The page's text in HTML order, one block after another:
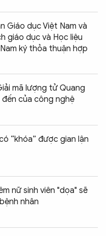
Giáo dục Việt Nam và
giáo dục và Học liệu
ký thỏa thuận hợp
mã lượng tử Quang
đến của công nghệ
“khóa” được gian lận
nữ sinh viên "dọa" sẽ
nhân